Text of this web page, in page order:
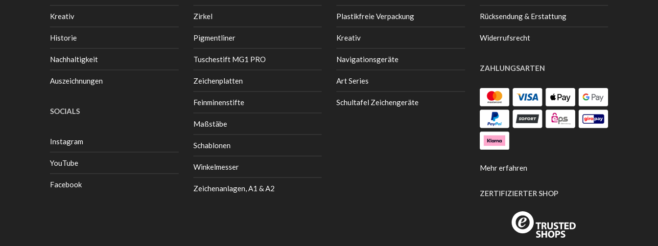
Kreativ
Historie
Nachhaltigkeit
Auszeichnungen
SOCIALS
Instagram
YouTube
Facebook
Zirkel
Pigmentliner
Tuschestift MG1 PRO
Zeichenplatten
Feinminenstifte
Maßstäbe
Schablonen
Winkelmesser
Zeichenanlagen, A1 & A2
Plastikfreie Verpackung
Kreativ
Navigationsgeräte
Art Series
Schultafel Zeichengeräte
Rücksendung & Erstattung
Widerrufsrecht
ZAHLUNGSARTEN
Mehr erfahren
ZERTIFIZIERTER SHOP